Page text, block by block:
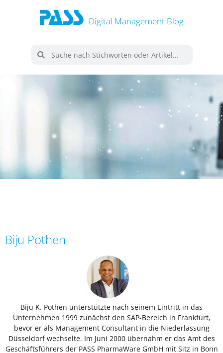
Digital Management Blog
Biju Pothen
Biju K. Pothen unterstützte nach seinem Eintritt in das
Unternehmen 1999 zunächst den SAP-Bereich in Frankfurt,
bevor er als Management Consultant in die Niederlassung
Düsseldorf wechselte. Im Juni 2000 übernahm er das Amt des
Geschäftsführers der PASS PharmaWare GmbH mit Sitz in Bonn